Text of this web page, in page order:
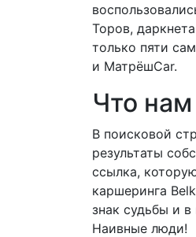
Торов,
только пяти
и МатрёшCar.
Что
В поисковой
результаты
ссылка,
каршеринга
знак судьбы и
Наивные люди!